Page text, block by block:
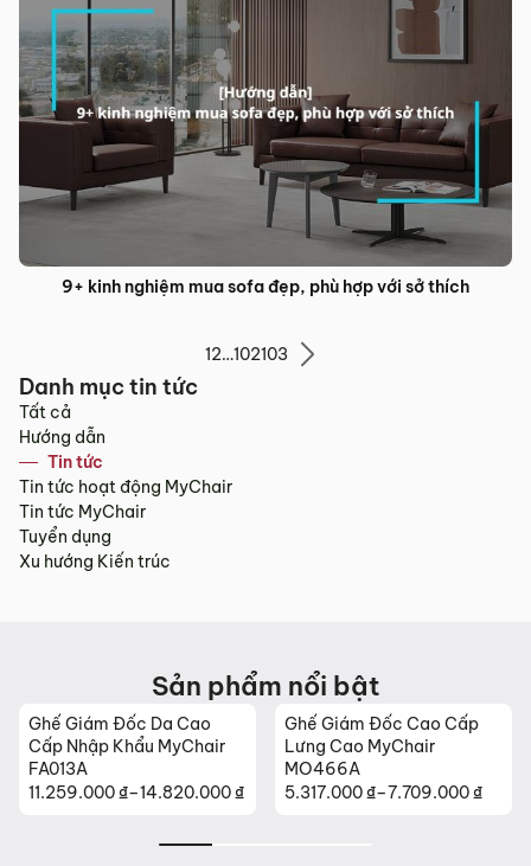
Danh mục tin tức
Tất cả
Hướng dẫn
Tin tức
Tin tức hoạt động MyChair
Tin tức MyChair
Tuyển dụng
Xu hướng Kiến trúc
9+ kinh nghiệm mua sofa đẹp, phù hợp với sở thích
12…102103
Sản phẩm nổi bật
Ghế Giám Đốc Da Cao
Cấp Nhập Khẩu MyChair
FA013A
11.259.000₫–14.820.000₫
Khoảng
Ghế Giám Đốc Cao Cấp
Lưng Cao MyChair
MO466A
5.317.000₫–7.709.000₫
Khoảng